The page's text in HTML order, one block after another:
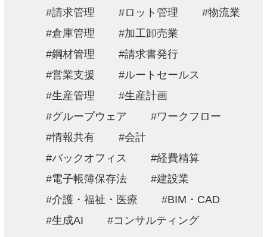
プライバシーポリシー
情報セキュリティ方針
請求管理
ロット管理
物流業
倉庫管理
加工卸売業
鋼材管理
請求書発行
営業支援
ルートセールス
生産管理
生産計画
グループウェア
ワークフロー
情報共有
会計
バックオフィス
経費精算
電子帳簿保存法
建設業
介護・福祉・医療
BIM・CAD
生成AI
コンサルティング